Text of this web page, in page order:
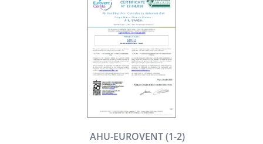
AHU-EUROVENT (1-2)